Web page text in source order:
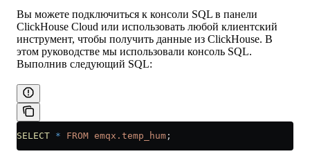
Вы можете подключиться к консоли SQL в панели
ClickHouse Cloud или использовать любой клиентский
инструмент, чтобы получить данные из ClickHouse. В
этом руководстве мы использовали консоль SQL.
Выполнив следующий SQL:
SELECT * FROM emqx.temp_hum ;